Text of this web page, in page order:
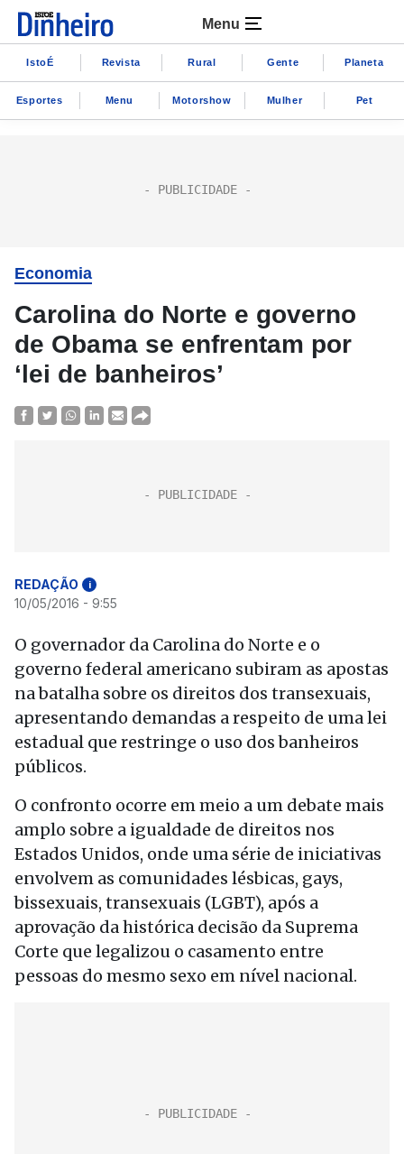
Menu
IstoÉ Revista Rural Gente Planeta
Esportes Menu Motorshow Mulher Pet
Economia
Carolina do Norte e governo
de Obama se enfrentam por
‘lei de banheiros’
REDAÇÃO i
10/05/2016 - 9:55
O governador da Carolina do Norte e o
governo federal americano subiram as apostas
na batalha sobre os direitos dos transexuais,
apresentando demandas a respeito de uma lei
estadual que restringe o uso dos banheiros
públicos.
O confronto ocorre em meio a um debate mais
amplo sobre a igualdade de direitos nos
Estados Unidos, onde uma série de iniciativas
envolvem as comunidades lésbicas, gays,
bissexuais, transexuais (LGBT), após a
aprovação da histórica decisão da Suprema
Corte que legalizou o casamento entre
pessoas do mesmo sexo em nível nacional.